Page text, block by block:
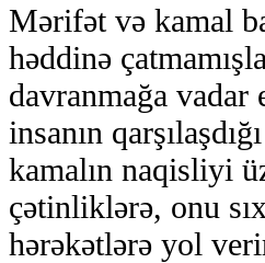
Mərifət və kamal
həddinə
davranmağa vadar
insanın
kamalın naqisliyi
çətinliklərə, onu
hərəkətlərə yol